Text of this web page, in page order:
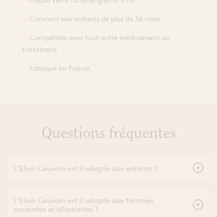
Convient aux enfants de plus de 36 mois
Compatible avec tout autre médicament ou
traitement
Fabriqué en France
Questions fréquentes
L'Elixir Couvain est il adapté aux enfants ?
enfants.
L'Elixir Couvain est il adapté aux femmes
enceintes et allaitantes ?